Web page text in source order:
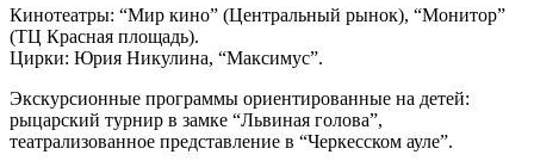
Кинотеатры: “Мир кино” (Центральный рынок), “Монитор”
(ТЦ Красная площадь).
Цирки: Юрия Никулина, “Максимус”.
Экскурсионные программы ориентированные на детей:
рыцарский турнир в замке “Львиная голова”,
театрализованное представление в “Черкесском ауле”.